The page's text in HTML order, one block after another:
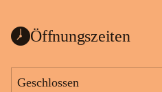
Öffnungszeiten
Geschlossen